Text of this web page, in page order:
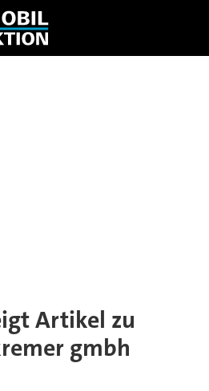
Artikel zu
gmbh